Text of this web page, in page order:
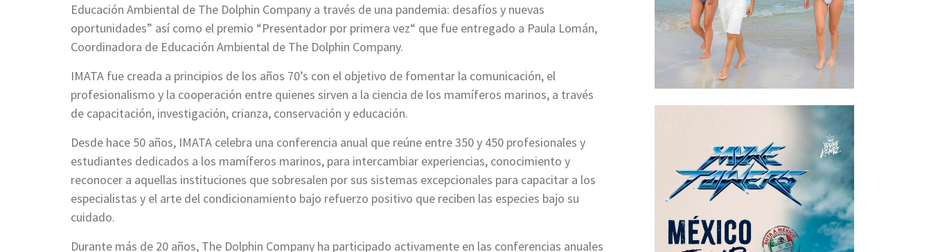
Educación Ambiental de The Dolphin Company a través de una pandemia: desafíos y nuevas
oportunidades” así como el premio “Presentador por primera vez“ que fue entregado a Paula Lomán,
Coordinadora de Educación Ambiental de The Dolphin Company.
IMATA fue creada a principios de los años 70’s con el objetivo de fomentar la comunicación, el
profesionalismo y la cooperación entre quienes sirven a la ciencia de los mamíferos marinos, a través
de capacitación, investigación, crianza, conservación y educación.
Desde hace 50 años, IMATA celebra una conferencia anual que reúne entre 350 y 450 profesionales y
estudiantes dedicados a los mamíferos marinos, para intercambiar experiencias, conocimiento y
reconocer a aquellas instituciones que sobresalen por sus sistemas excepcionales para capacitar a los
especialistas y el arte del condicionamiento bajo refuerzo positivo que reciben las especies bajo su
cuidado.
Durante más de 20 años, The Dolphin Company ha participado activamente en las conferencias anuales